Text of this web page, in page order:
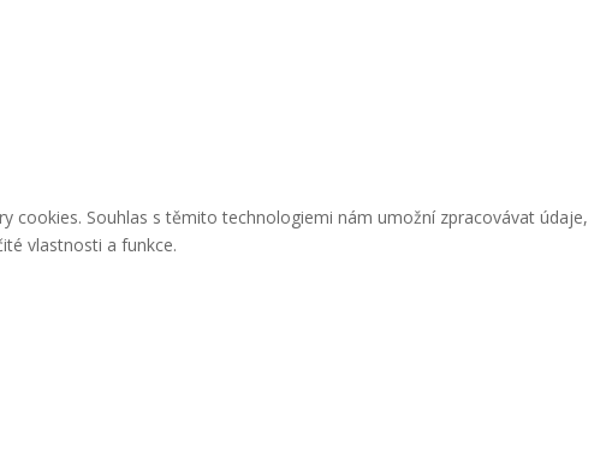
Souhlas s těmito technologiemi nám umožní zpracovávat údaje,
vlastnosti a funkce.